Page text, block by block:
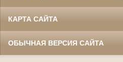
КАРТА САЙТА
ОБЫЧНАЯ ВЕРСИЯ САЙТА